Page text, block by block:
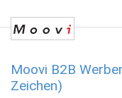
Moovi B2B
Zeichen)